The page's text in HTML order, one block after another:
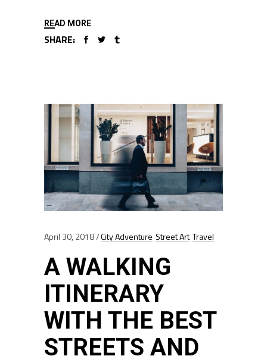
READ MORE
SHARE:
April 30, 2018 City Adventure Street Art Travel
A WALKING
ITINERARY
WITH THE BEST
STREETS AND